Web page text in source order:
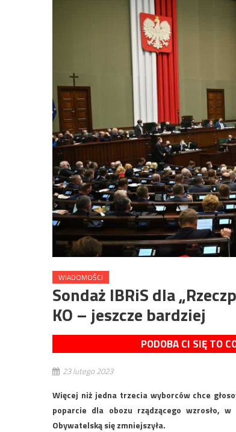
WIADOMOŚCI
Sondaż IBRiS dla
KO – jeszcze bardziej
PODOBA CI SIĘ TO
23 lutego 2023
Więcej niż jedna trzecia wyborców chce
poparcie dla obozu rządzącego wzrosło,
Obywatelską się zmniejszyła.